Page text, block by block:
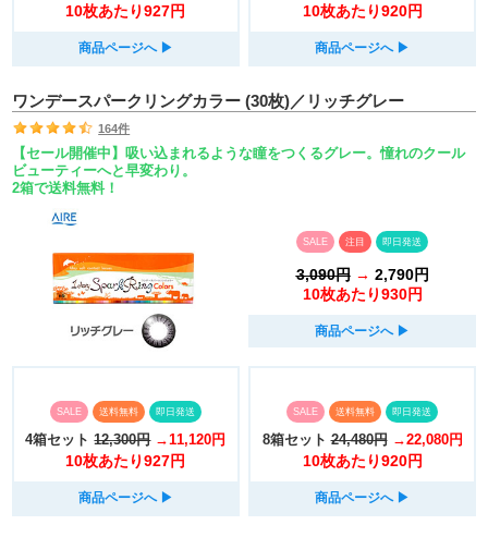
10枚あたり927円
商品ページへ ▶︎
10枚あたり920円
商品ページへ ▶︎
ワンデースパークリングカラー (30枚)／リッチグレー
164件
【セール開催中】吸い込まれるような瞳をつくるグレー。憧れのクール
ビューティーへと早変わり。
2箱で送料無料！
SALE 注目 即日発送
3,090円→ 2,790円
10枚あたり930円
商品ページへ ▶︎
SALE 送料無料 即日発送
4箱セット 12,300円 →11,120円
10枚あたり927円
商品ページへ ▶︎
SALE 送料無料 即日発送
8箱セット 24,480円 →22,080円
10枚あたり920円
商品ページへ ▶︎